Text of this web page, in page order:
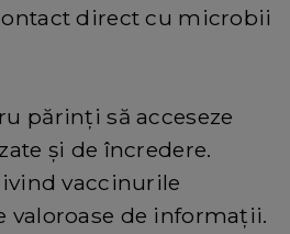
direct cu microbii
părinți să acceseze
și de încredere.
vaccinurile
valoroase de informații.